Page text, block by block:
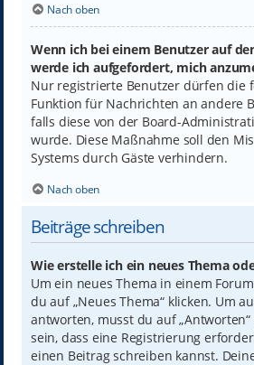
Nach oben
Wenn ich bei einem Benutzer auf
werde ich aufgefordert, mich
Nur registrierte Benutzer dürfen die
Funktion für Nachrichten an andere
falls diese von der Board-
wurde. Diese Maßnahme soll den
Systems durch Gäste verhindern.
Nach oben
Beiträge schreiben
Wie erstelle ich ein neues Thema
Um ein neues Thema in einem
du auf „Neues Thema“ klicken. Um
antworten, musst du auf „Antworten“
sein, dass eine Registrierung
einen Beitrag schreiben kannst.